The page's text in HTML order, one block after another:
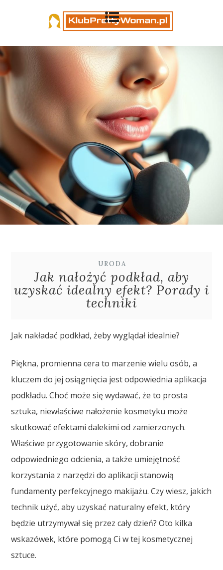
URODA
Jak nałożyć podkład, aby
uzyskać idealny efekt? Porady i
techniki
Jak nakładać podkład, żeby wyglądał idealnie?
Piękna, promienna cera to marzenie wielu osób, a
kluczem do jej osiągnięcia jest odpowiednia aplikacja
podkładu. Choć może się wydawać, że to prosta
sztuka, niewłaściwe nałożenie kosmetyku może
skutkować efektami dalekimi od zamierzonych.
Właściwe przygotowanie skóry, dobranie
odpowiedniego odcienia, a także umiejętność
korzystania z narzędzi do aplikacji stanowią
fundamenty perfekcyjnego makijażu. Czy wiesz, jakich
technik użyć, aby uzyskać naturalny efekt, który
będzie utrzymywał się przez cały dzień? Oto kilka
wskazówek, które pomogą Ci w tej kosmetycznej
sztuce.